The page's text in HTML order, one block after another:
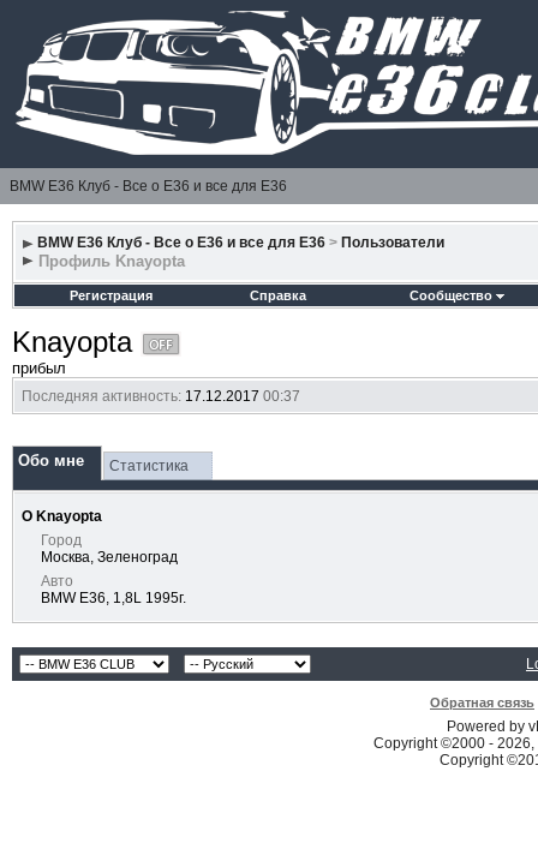
BMW E36 Клуб - Все о Е36 и все для Е36
BMW E36 Клуб - Все о Е36 и все для Е36 > Пользователи
Профиль Knayopta
Регистрация Справка Сообщество
Knayopta
прибыл
Последняя активность:17.12.2017 00:37
Обо мне Статистика
О Knayopta
Город
Москва, Зеленоград
Авто
BMW E36, 1,8L 1995г.
Обратная связь
Powered by
Copyright ©2000 -
Copyright